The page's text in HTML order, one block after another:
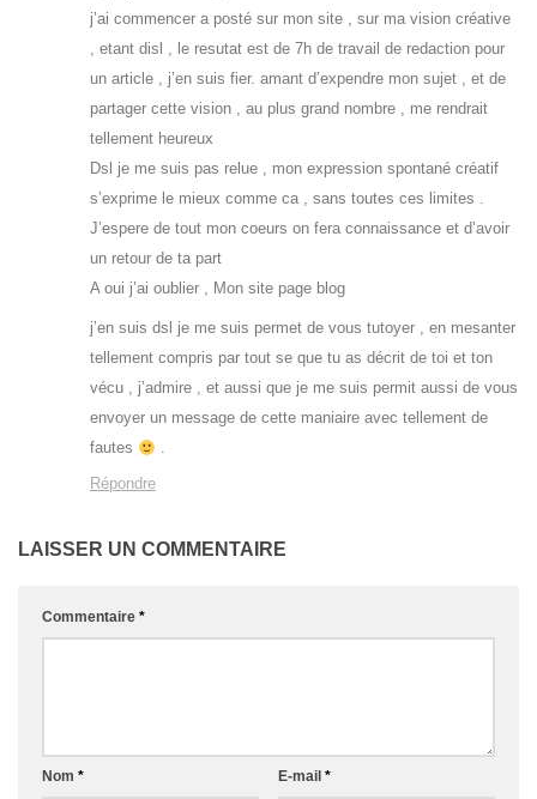
j’ai commencer a posté sur mon site , sur ma vision créative
, etant disl , le resutat est de 7h de travail de redaction pour
un article , j’en suis fier. amant d’expendre mon sujet , et de
partager cette vision , au plus grand nombre , me rendrait
tellement heureux
Dsl je me suis pas relue , mon expression spontané créatif
s’exprime le mieux comme ca , sans toutes ces limites .
J’espere de tout mon coeurs on fera connaissance et d’avoir
un retour de ta part
A oui j’ai oublier , Mon site page blog
j’en suis dsl je me suis permet de vous tutoyer , en mesanter
tellement compris par tout se que tu as décrit de toi et ton
vécu , j’admire , et aussi que je me suis permit aussi de vous
envoyer un message de cette maniaire avec tellement de
fautes
.
Répondre
LAISSER UN COMMENTAIRE
Commentaire *
Nom * E-mail *